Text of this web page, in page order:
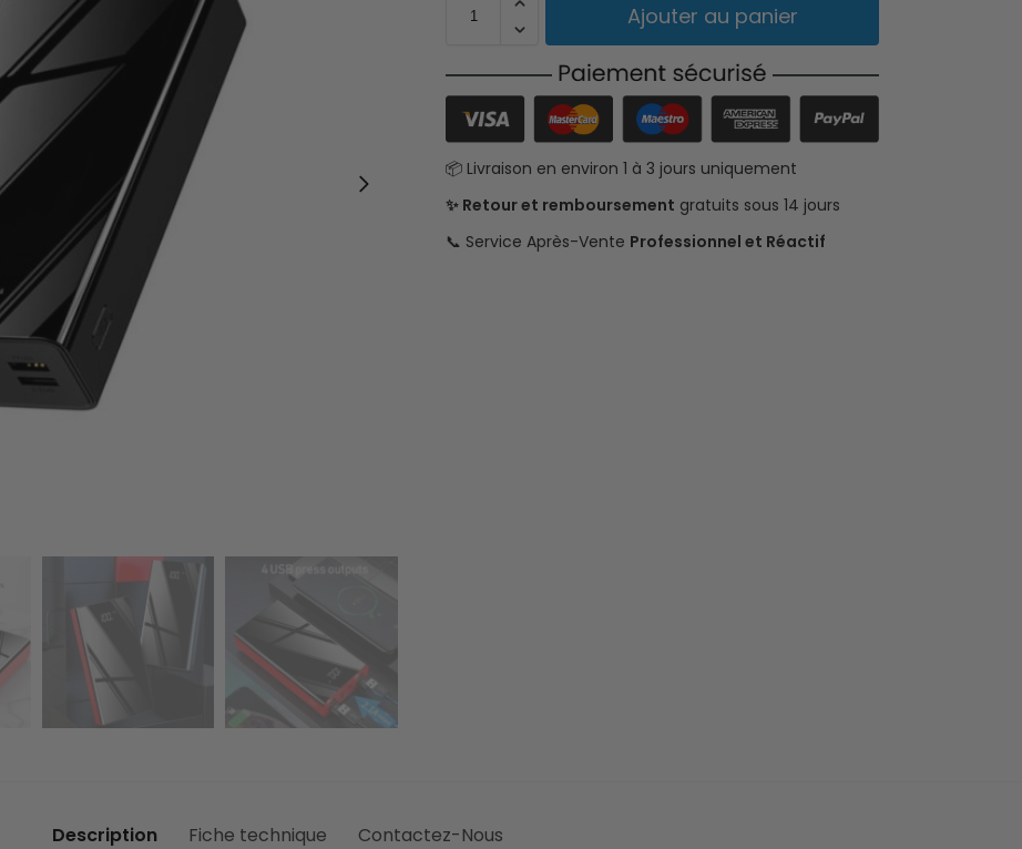
Ajouter au panier
📦 Livraison en environ 1 à 3 jours uniquement
✨ Retour et remboursement gratuits sous 14 jours
📞 Service Après-Vente Professionnel et Réactif
Description Fiche technique Contactez-Nous